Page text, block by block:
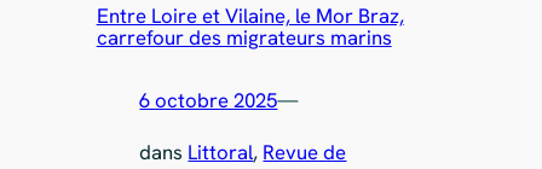
Entre Loire et Vilaine, le Mor Braz,
carrefour des migrateurs marins
6 octobre 2025—
dans Littoral, Revue de